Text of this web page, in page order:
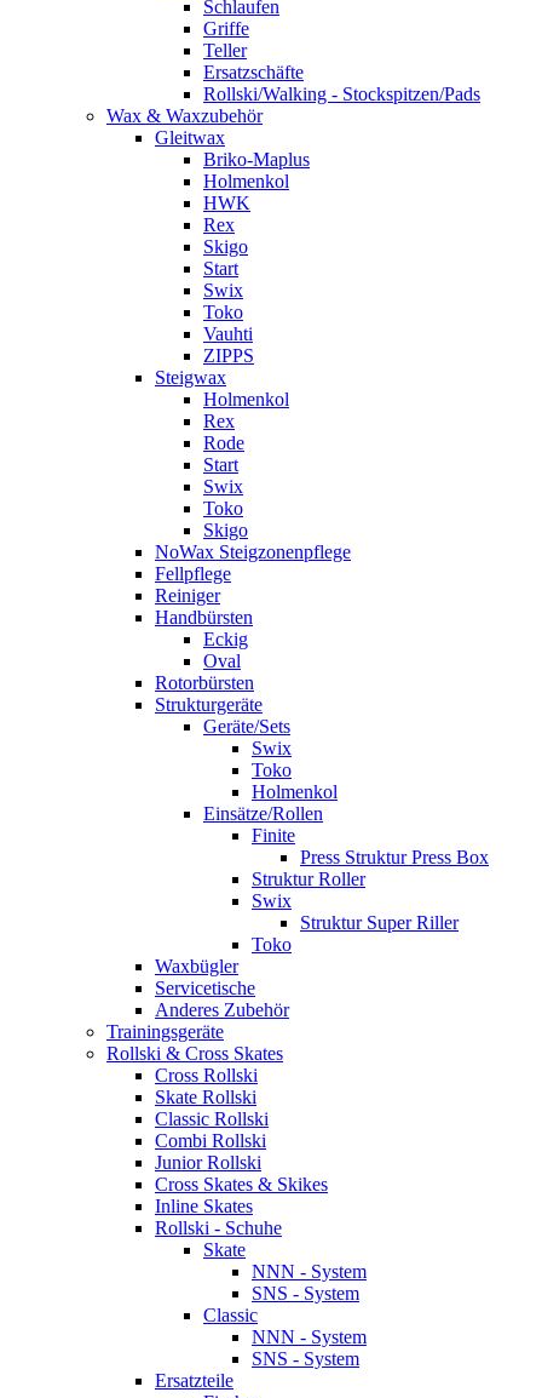
Schlaufen
Griffe
Teller
Ersatzschäfte
Rollski/Walking - Stockspitzen/Pads
Wax & Waxzubehör
Gleitwax
Briko-Maplus
Holmenkol
HWK
Rex
Skigo
Start
Swix
Toko
Vauhti
ZIPPS
Steigwax
Holmenkol
Rex
Rode
Start
Swix
Toko
Skigo
NoWax Steigzonenpflege
Fellpflege
Reiniger
Handbürsten
Eckig
Oval
Rotorbürsten
Strukturgeräte
Geräte/Sets
Swix
Toko
Holmenkol
Einsätze/Rollen
Finite
Press Struktur Press Box
Struktur Roller
Swix
Struktur Super Riller
Toko
Waxbügler
Servicetische
Anderes Zubehör
Trainingsgeräte
Rollski & Cross Skates
Cross Rollski
Skate Rollski
Classic Rollski
Combi Rollski
Junior Rollski
Cross Skates & Skikes
Inline Skates
Rollski - Schuhe
Skate
NNN - System
SNS - System
Classic
NNN - System
SNS - System
Ersatzteile